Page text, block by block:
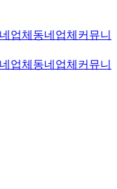
업체 동네업체 커뮤니
업체 동네업체 커뮤니